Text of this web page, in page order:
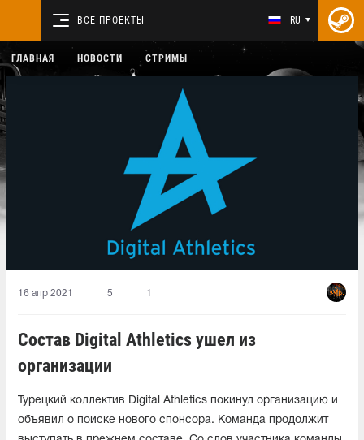
ВСЕ ПРОЕКТЫ RU
ГЛАВНАЯ НОВОСТИ СТРИМЫ
16 апр 2021 5 1
Состав Digital Athletics ушел из
организации
Турецкий коллектив Digital Athletics покинул организацию и
объявил о поиске нового спонсора. Команда продолжит